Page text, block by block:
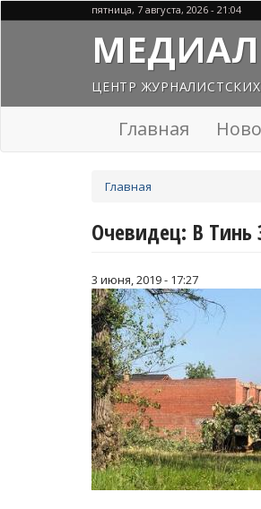
пятница, 7 августа, 2026 - 21:04
ЦЕНТР
Главная
здесь
Главная
Очевидец: В Тинь
3 июня, 2019 - 17:27